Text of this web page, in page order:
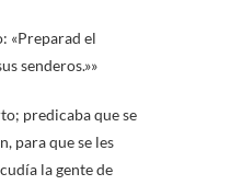
«Preparad el
senderos.»»
predicaba que se
para que se les
la gente de